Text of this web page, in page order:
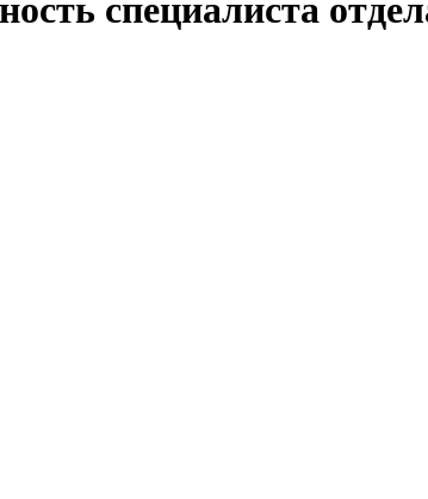
специалиста